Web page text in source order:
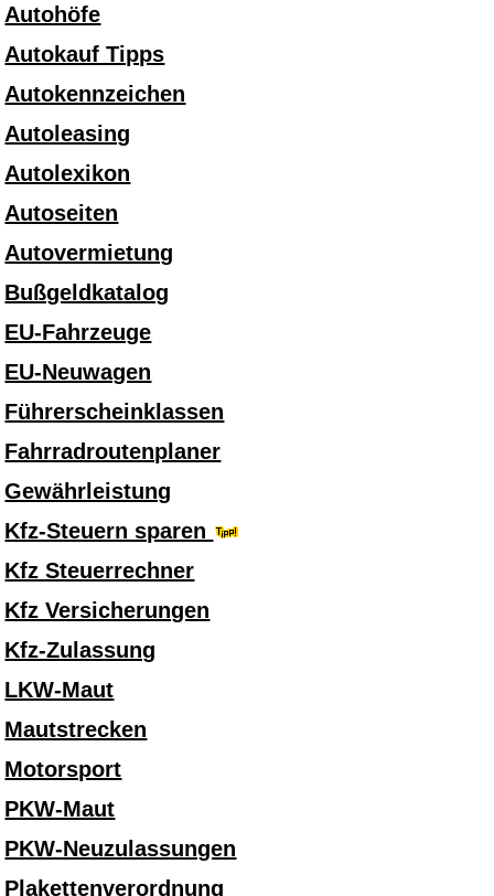
Autohöfe
Autokauf Tipps
Autokennzeichen
Autoleasing
Autolexikon
Autoseiten
Autovermietung
Bußgeldkatalog
EU-Fahrzeuge
EU-Neuwagen
Führerscheinklassen
Fahrradroutenplaner
Gewährleistung
Kfz-Steuern sparen
Kfz Steuerrechner
Kfz Versicherungen
Kfz-Zulassung
LKW-Maut
Mautstrecken
Motorsport
PKW-Maut
PKW-Neuzulassungen
Plakettenverordnung